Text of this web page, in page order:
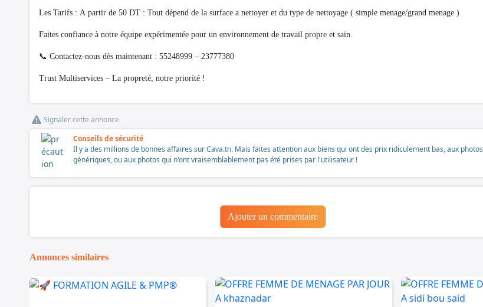
Les Tarifs : A partir de 50 DT : Tout dépend de la surface a nettoyer et du type de nettoyage ( simple menage/grand menage )
Faites confiance à notre équipe expérimentée pour un environnement de travail propre et sain.
📞 Contactez-nous dès maintenant : 55248999 – 23777380
Trust Multiservices – La propreté, notre priorité !
Signaler cette annonce
Conseils de sécurité
Il y a des millions de bonnes affaires sur Cava.tn. Mais faites attention aux biens qui ont des prix ridiculement bas, aux photos
génériques, ou aux photos qui n'ont vraisemblablement pas été prises par l'utilisateur !
Ajouter un commentaire
Annonces similaires